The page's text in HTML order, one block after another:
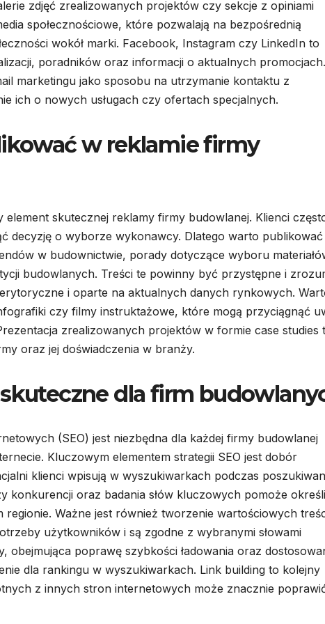
zdjęć zrealizowanych projektów czy sekcje z opiniami
społecznościowe, które pozwalają na bezpośrednią
wokół marki. Facebook, Instagram czy LinkedIn to
poradników oraz informacji o aktualnych promocjach.
marketingu jako sposobu na utrzymanie kontaktu z
ich o nowych usługach czy ofertach specjalnych.
w reklamie firmy
skutecznej reklamy firmy budowlanej. Klienci
decyzję o wyborze wykonawcy. Dlatego warto publikować
w budownictwie, porady dotyczące wyboru
budowlanych. Treści te powinny być przystępne i
i oparte na aktualnych danych rynkowych.
czy filmy instruktażowe, które mogą przyciągnąć
zrealizowanych projektów w formie case studies
oraz jej doświadczenia w branży.
dla firm
(SEO) jest niezbędna dla każdej firmy budowlanej
Kluczowym elementem strategii SEO jest dobór
klienci wpisują w wyszukiwarkach podczas
konkurencji oraz badania słów kluczowych pomoże
Ważne jest również tworzenie wartościowych
użytkowników i są zgodne z wybranymi słowami
obejmująca poprawę szybkości ładowania oraz
dla rankingu w wyszukiwarkach. Link building to kolejny
z innych stron internetowych może znacznie